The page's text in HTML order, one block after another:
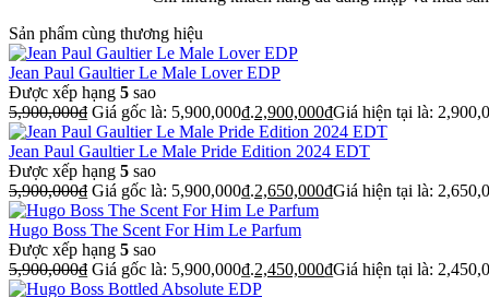
Sản phẩm cùng thương hiệu
Jean Paul Gaultier Le Male Lover EDP
Được xếp hạng 5 sao
5,900,000₫ Giá gốc là: 5,900,000₫.2,900,000₫Giá hiện tại là:
Jean Paul Gaultier Le Male Pride Edition 2024 EDT
Được xếp hạng 5 sao
5,900,000₫ Giá gốc là: 5,900,000₫.2,650,000₫Giá hiện tại là:
Hugo Boss The Scent For Him Le Parfum
Được xếp hạng 5 sao
5,900,000₫ Giá gốc là: 5,900,000₫.2,450,000₫Giá hiện tại là: